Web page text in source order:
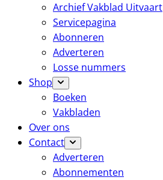
Archief Vakblad Uitvaart
Servicepagina
Abonneren
Adverteren
Losse nummers
Shop
Boeken
Vakbladen
Over ons
Contact
Adverteren
Abonnementen